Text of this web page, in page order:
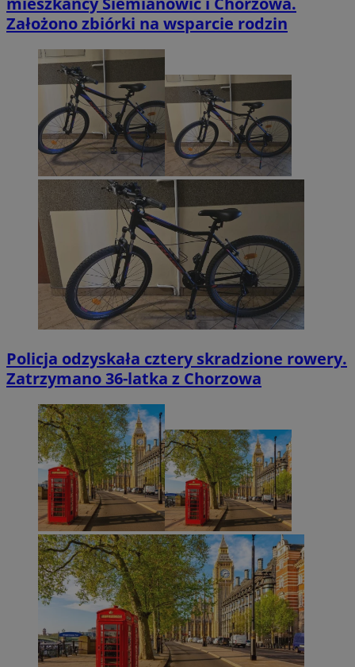
Założono zbiórki na wsparcie rodzin
Policja odzyskała cztery skradzione rowery.
Zatrzymano 36-latka z Chorzowa